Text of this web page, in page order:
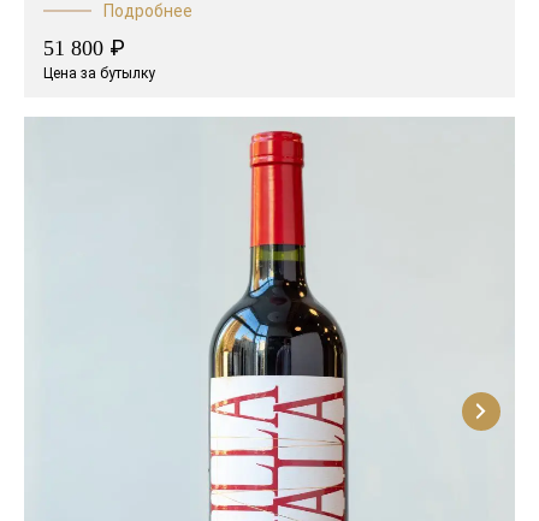
Подробнее
51 800 ₽
Цена за бутылку